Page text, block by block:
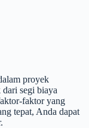
proyek
segi biaya
faktor yang
tepat, Anda dapat